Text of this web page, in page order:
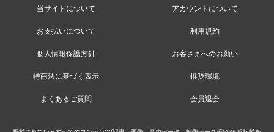
当サイトについて アカウントについて
お支払いについて 利用規約
個人情報保護方針 お客さまへのお願い
特商法に基づく表示 推奨環境
よくあるご質問 会員退会